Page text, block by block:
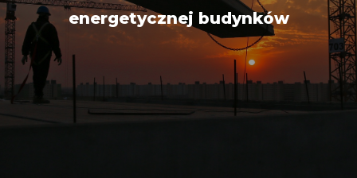
energetycznej budynków